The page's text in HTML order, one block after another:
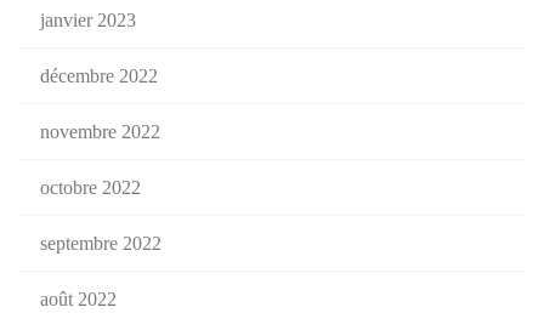
janvier 2023
décembre 2022
novembre 2022
octobre 2022
septembre 2022
août 2022